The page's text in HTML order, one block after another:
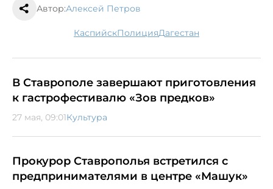
Автор:Алексей Петров
Каспийск полиция Дагестан
В Ставрополе завершают приготовления
к гастрофестивалю «Зов предков»
27 мая, 09:01Культура
Прокурор Ставрополья встретился с
предпринимателями в центре «Машук»